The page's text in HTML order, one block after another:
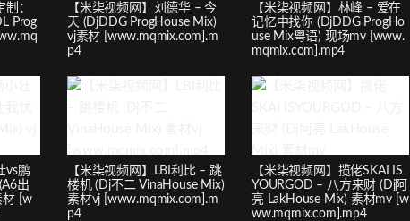
：
Prog
【米柒视频网】刘德华 – 今
天 (DjDDG ProgHouse Mix)
vj素材 [www.mqmix.com].m
p4
【米柒视频网】林峰 – 爱在
记忆中找你 (DjDDG ProgHo
use Mix粤语) 现场mv [www.
mqmix.com].mp4
vs鹏
出
材 [w
【米柒视频网】LBI利比 – 跳
楼机 (Dj不二 VinaHouse Mix)
素材vj [www.mqmix.com].m
p4
【米柒视频网】揽佬SKAI IS
YOURGOD – 八方来财 (Dj阿
亮 LakHouse Mix) 素材mv [w
ww.mqmix.com].mp4